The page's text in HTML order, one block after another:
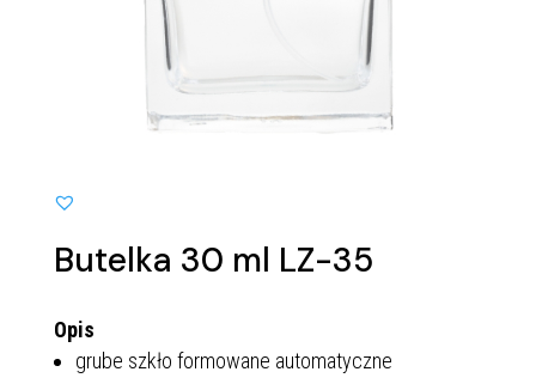
Butelka 30 ml LZ-35
Opis
grube szkło formowane automatyczne